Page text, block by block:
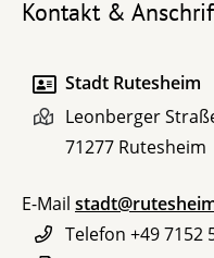
Kontakt &
Stadt Rutesheim
Leonberger
71277 Rutesheim
E-Mail
Telefon +49 7152